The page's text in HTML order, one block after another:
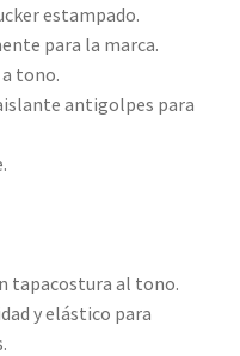
estampado.
para la marca.
tono.
antigolpes para
tapacostura al tono.
y elástico para